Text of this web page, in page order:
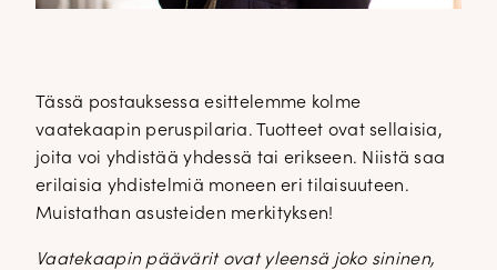
Tässä postauksessa esittelemme kolme
vaatekaapin peruspilaria. Tuotteet ovat sellaisia,
joita voi yhdistää yhdessä tai erikseen. Niistä saa
erilaisia yhdistelmiä moneen eri tilaisuuteen.
Muistathan asusteiden merkityksen!
Vaatekaapin päävärit ovat yleensä joko sininen,